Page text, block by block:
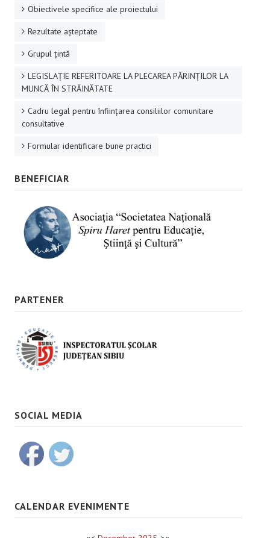
Obiectivele specifice ale proiectului
Rezultate aşteptate
Grupul ţintă
LEGISLAȚIE REFERITOARE LA PLECAREA PĂRINȚILOR LA
MUNCĂ ÎN STRĂINĂTATE
Cadru legal pentru înființarea consiliilor comunitare
consultative
Formular identificare bune practici
BENEFICIAR
PARTENER
SOCIAL MEDIA
CALENDAR EVENIMENTE